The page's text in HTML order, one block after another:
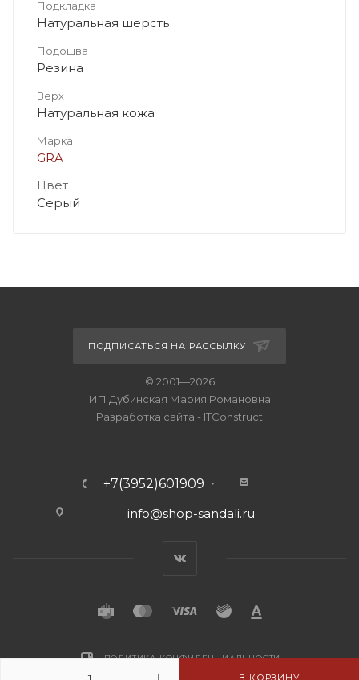
В КОРЗИНУ
Подкладка
Натуральная шерсть
Подошва
Резина
Верх
Натуральная кожа
Марка
GRA
Цвет
Серый
ПОДПИСАТЬСЯ НА РАССЫЛКУ
© 2001—2026
ИП Дубинская Мария Романовна
Разработка сайта - ITConstruct
+7(3952)601909
info@shop-sandali.ru
ПОЛИТИКА КОНФИДЕНЦИАЛЬНОСТИ